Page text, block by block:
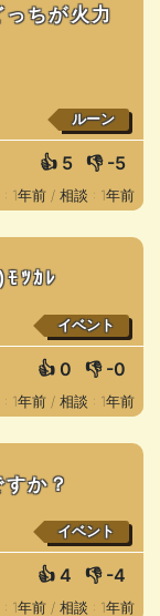
ちが火力
ルーン
👍 5 👎 -5
: 1年前 / 相談 : 1年前
ﾓﾂｶﾚ
イベント
👍 0 👎 -0
: 1年前 / 相談 : 1年前
か？
イベント
👍 4 👎 -4
: 1年前 / 相談 : 1年前